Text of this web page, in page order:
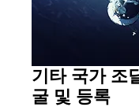
기타 국가 조
굴 및 등록